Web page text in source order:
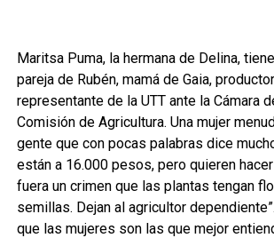
Maritsa Puma, la hermana de Delina,
pareja de Rubén, mamá de Gaia,
representante de la UTT ante la Cámara
Comisión de Agricultura. Una mujer
gente que con pocas palabras dice
están a 16.000 pesos, pero quieren
fuera un crimen que las plantas tengan
semillas. Dejan al agricultor
que las mujeres son las que mejor